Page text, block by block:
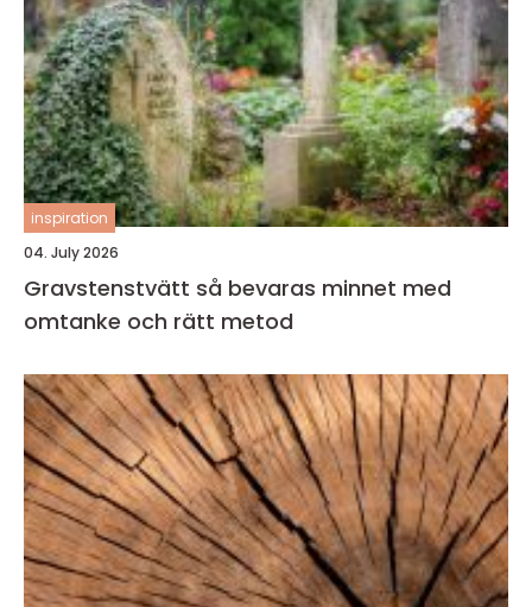
inspiration
04. July 2026
Gravstenstvätt så bevaras minnet med
omtanke och rätt metod